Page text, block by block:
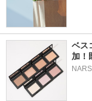
ベス
加！
NARS